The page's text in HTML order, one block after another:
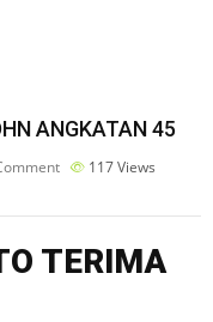
ANGKATAN 45
117Views
TERIMA